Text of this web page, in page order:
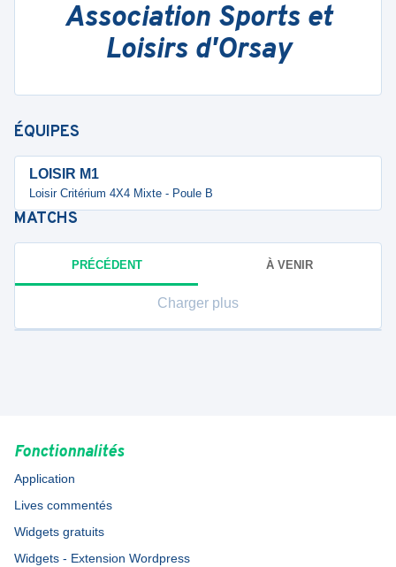
Association Sports et
Loisirs d'Orsay
ÉQUIPES
LOISIR M1
Loisir Critérium 4X4 Mixte - Poule B
MATCHS
PRÉCÉDENT À VENIR
Charger plus
Fonctionnalités
Application
Lives commentés
Widgets gratuits
Widgets - Extension Wordpress